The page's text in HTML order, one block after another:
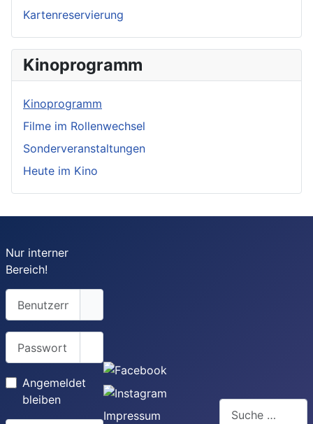
Kartenreservierung
Kinoprogramm
Kinoprogramm
Filme im Rollenwechsel
Sonderveranstaltungen
Heute im Kino
Nur interner
Bereich!
Benutzername
Angemeldet
bleiben
Impressum